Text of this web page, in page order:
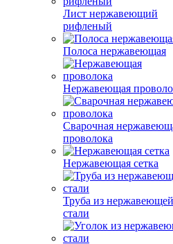
Лист нержавеющий
рифленый
Полоса нержавеющая
Нержавеющая
Сварочная
проволока
Нержавеющая сетка
Труба из нержавеющей
стали